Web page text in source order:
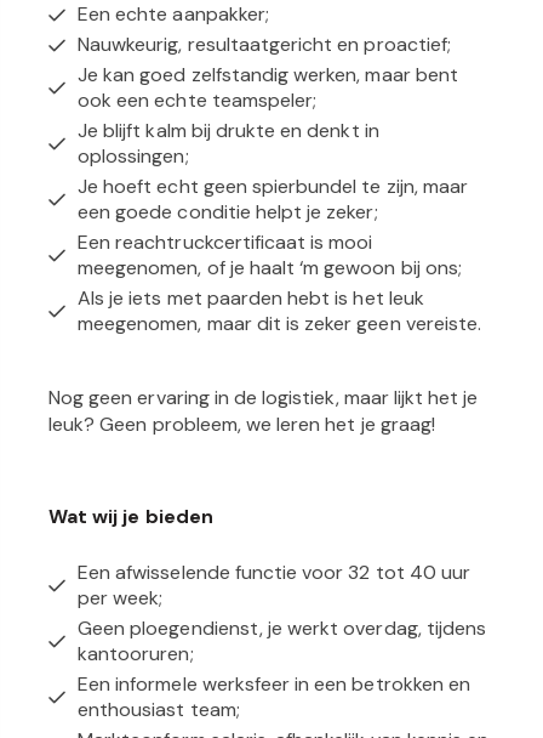
Een echte aanpakker;
Nauwkeurig, resultaatgericht en proactief;
Je kan goed zelfstandig werken, maar bent
ook een echte teamspeler;
Je blijft kalm bij drukte en denkt in
oplossingen;
Je hoeft echt geen spierbundel te zijn, maar
eengoede conditie helpt je zeker;
Eenreachtruckcertificaat is mooi
meegenomen, of je haalt ‘m gewoon bij ons;
Als je iets met paarden hebt is het leuk
meegenomen, maar dit is zeker geen vereiste.
Nog geen ervaring in de logistiek, maar lijkt het je
leuk? Geen probleem, we leren het je graag!
Wat wij je bieden
Eenafwisselende functie voor 32 tot 40 uur
per week;
Geen ploegendienst, je werkt overdag, tijdens
kantooruren;
Eeninformele werksfeerin een betrokken en
enthousiast team;